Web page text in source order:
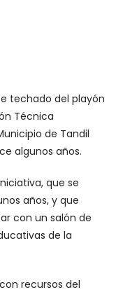
techado del playón
Técnica
de Tandil
algunos años.
que se
años, y que
con un salón de
de la
recursos del